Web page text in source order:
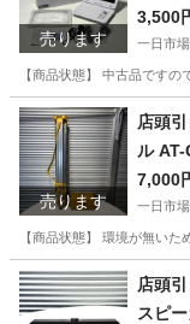
売ります
作確認
3,500
一日市
【商品状態】 中古品です
長野 安曇野市 一
店頭
売ります
店頭
ル
7,000
一日市
【商品状態】 環境が無い
長野 安曇野市 一
店頭
スピ